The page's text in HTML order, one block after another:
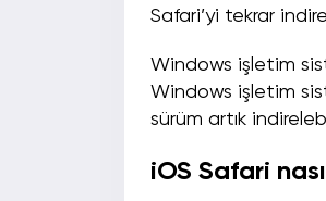
Safari’yi tekrar
Windows işletim
Windows işletim
sürüm artık
iOS Safari